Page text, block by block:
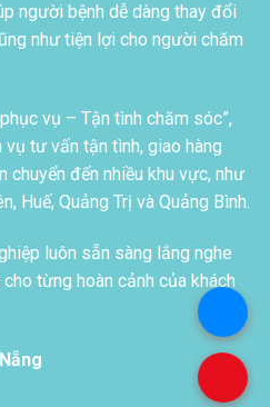
người bệnh dễ dàng thay đổi
như tiện lợi cho người chăm
vụ – Tận tình chăm sóc”,
tư vấn tận tình, giao hàng
chuyển đến nhiều khu vực, như
Huế, Quảng Trị và Quảng Bình.
luôn sẵn sàng lắng nghe
từng hoàn cảnh của khách